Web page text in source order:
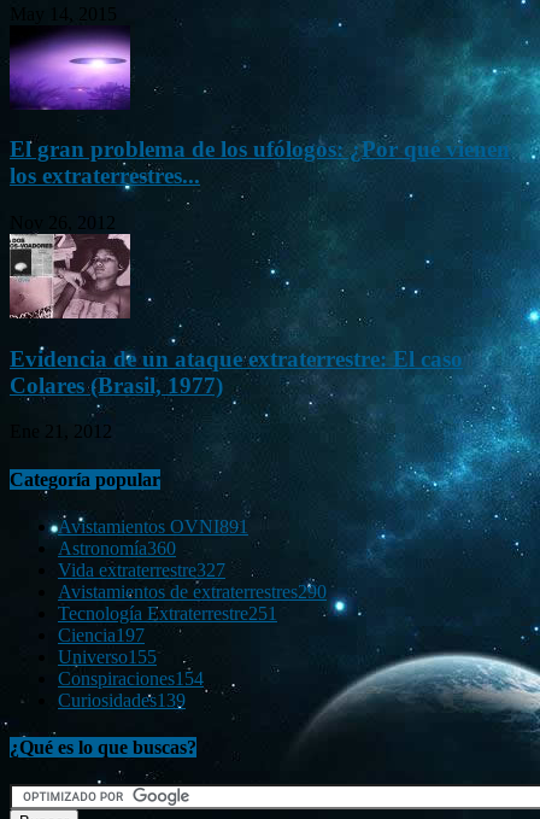
El gran problema de los ufólogos: ¿Por qué vienen
los extraterrestres...
Nov 26, 2012
Evidencia de un ataque extraterrestre: El caso
Colares (Brasil, 1977)
Ene 21, 2012
Categoría popular
Avistamientos OVNI891
Astronomía360
Vida extraterrestre327
Avistamientos de extraterrestres290
Tecnología Extraterrestre251
Ciencia197
Universo155
Conspiraciones154
Curiosidades139
¿Qué es lo que buscas?